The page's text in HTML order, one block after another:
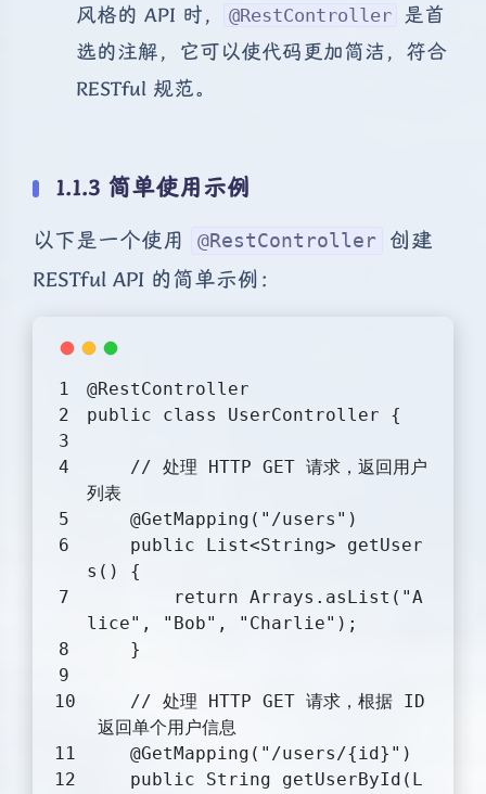
风格的 API 时，
@RestController
是首
选的注解，它可以使代码更加简洁，符合
RESTful 规范。
1.1.3 简单使用示例
以下是一个使用 @RestController
创建
RESTful API 的简单示例：
@RestController
public
class UserController {
// 处理 HTTP GET 请求，返回用户
列表
@GetMapping("/users")
public List<String> getUser
s ()
{
return Arrays.asList( "A
lice" , "Bob" , "Charlie" );
    }
// 处理 HTTP GET 请求，根据 ID
返回单个用户信息
@GetMapping("/users/{id}")
public String getUserById (L